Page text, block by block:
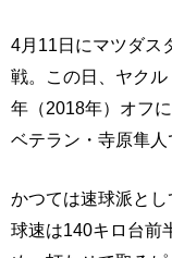
4月11日にマツダス
戦。この日、ヤク
年（2018年）オフ
ベテラン・寺原隼人
かつては速球派と
球速は140キロ台前